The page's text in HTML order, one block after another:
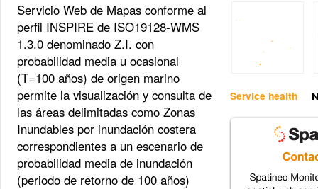
Service health
Servicio Web de Mapas conforme al
perfil INSPIRE de ISO19128-WMS
1.3.0 denominado Z.I. con
probabilidad media u ocasional
(T=100 años) de origen marino
permite la visualización y consulta de
las áreas delimitadas como Zonas
Inundables por inundación costera
correspondientes a un escenario de
probabilidad media de inundación
(periodo de retorno de 100 años)